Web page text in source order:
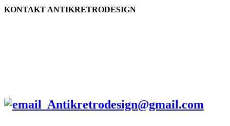
KONTAKT ANTIKRETRODESIGN
Antikretrodesign@gmail.com